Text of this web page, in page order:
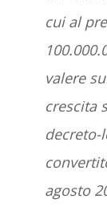
cui al
valere
crescita
decreto-
agosto